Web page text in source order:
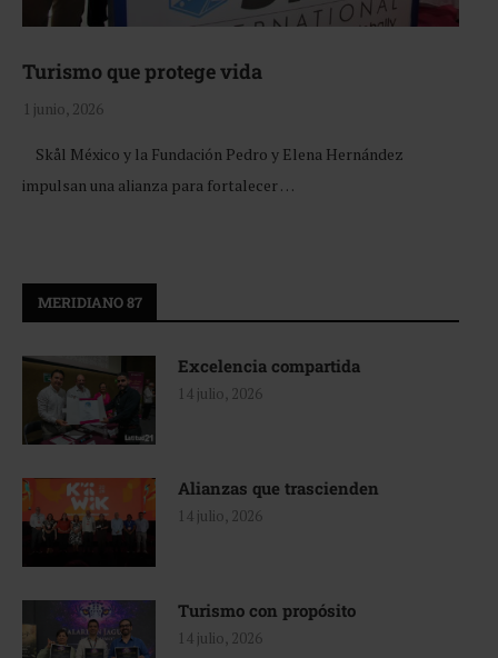
Turismo que protege vida
1 junio, 2026
Skål México y la Fundación Pedro y Elena Hernández
impulsan una alianza para fortalecer …
MERIDIANO 87
Excelencia compartida
14 julio, 2026
Alianzas que trascienden
14 julio, 2026
Turismo con propósito
14 julio, 2026